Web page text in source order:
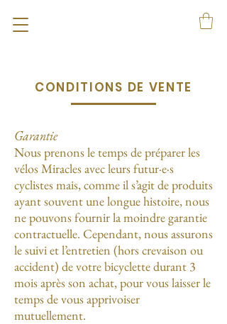
CONDITIONS DE VENTE
Garantie
Nous prenons le temps de préparer les
vélos Miracles avec leurs futur·e·s
cyclistes mais, comme il s’agit de produits
ayant souvent une longue histoire, nous
ne pouvons fournir la moindre garantie
contractuelle. Cependant, nous assurons
le suivi et l’entretien (hors crevaison ou
accident) de votre bicyclette durant 3
mois après son achat, pour vous laisser le
temps de vous apprivoiser
mutuellement.